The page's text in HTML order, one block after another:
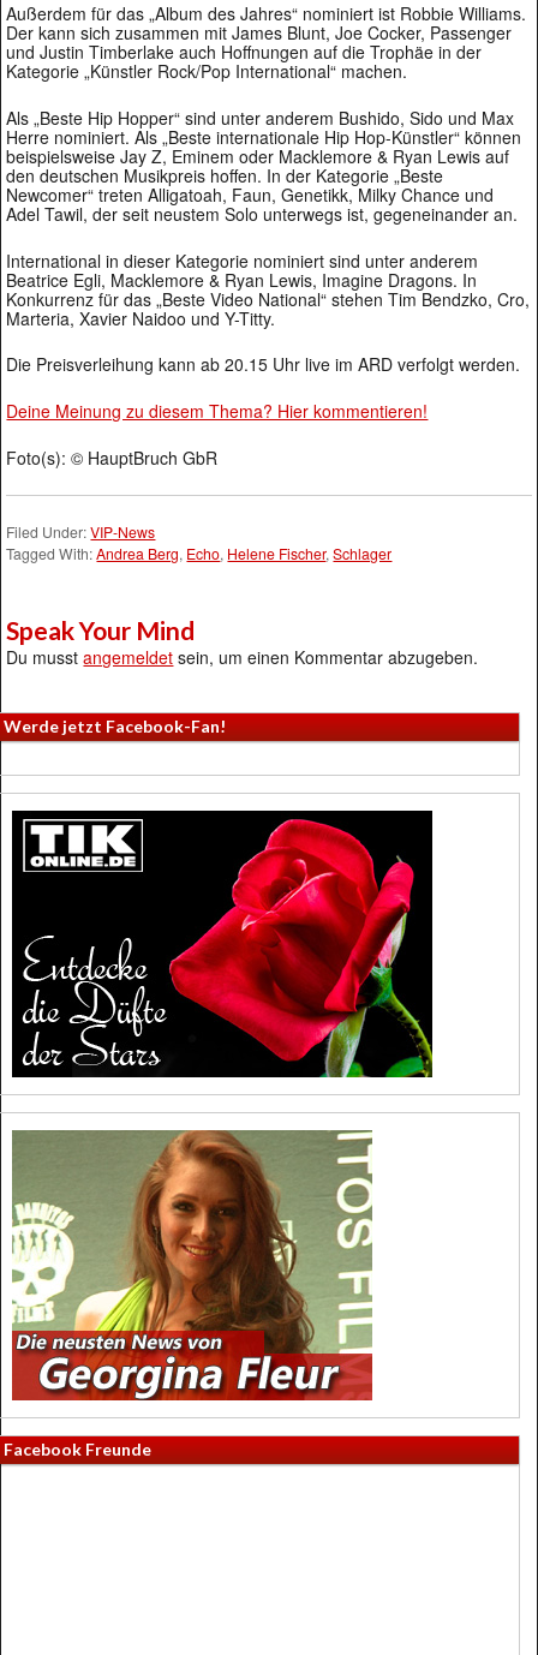
Außerdem für das „Album des Jahres“ nominiert ist Robbie Williams.
Der kann sich zusammen mit James Blunt, Joe Cocker, Passenger
und Justin Timberlake auch Hoffnungen auf die Trophäe in der
Kategorie „Künstler Rock/Pop International“ machen.
Als „Beste Hip Hopper“ sind unter anderem Bushido, Sido und Max
Herre nominiert. Als „Beste internationale Hip Hop-Künstler“ können
beispielsweise Jay Z, Eminem oder Macklemore & Ryan Lewis auf
den deutschen Musikpreis hoffen. In der Kategorie „Beste
Newcomer“ treten Alligatoah, Faun, Genetikk, Milky Chance und
Adel Tawil, der seit neustem Solo unterwegs ist, gegeneinander an.
International in dieser Kategorie nominiert sind unter anderem
Beatrice Egli, Macklemore & Ryan Lewis, Imagine Dragons. In
Konkurrenz für das „Beste Video National“ stehen Tim Bendzko, Cro,
Marteria, Xavier Naidoo und Y-Titty.
Die Preisverleihung kann ab 20.15 Uhr live im ARD verfolgt werden.
Deine Meinung zu diesem Thema? Hier kommentieren!
Foto(s): © HauptBruch GbR
Filed Under:VIP-News
Tagged With:Andrea Berg, Echo, Helene Fischer,Schlager
Speak Your Mind
Du musstangemeldet sein, um einen Kommentar abzugeben.
Werde jetzt Facebook-Fan!
Facebook Freunde